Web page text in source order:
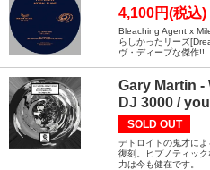
4,100円(税込)
Bleaching Agent x
らしかったリーズ
ヴ・ディープな傑作!!
Gary Martin -
DJ 3000 /
SOLD OUT
デトロイトの鬼才に
復刻。ヒプノティック
力は今も健在です。